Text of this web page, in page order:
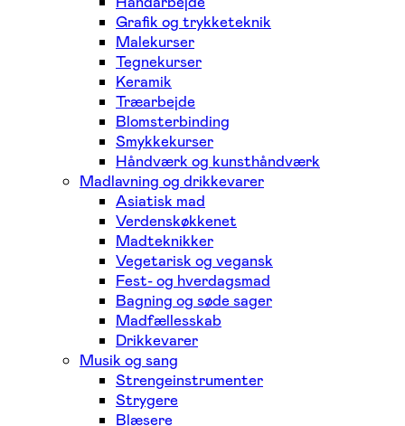
Grafik og trykketeknik
Malekurser
Tegnekurser
Keramik
Træarbejde
Blomsterbinding
Smykkekurser
Håndværk og kunsthåndværk
Madlavning og drikkevarer
Asiatisk mad
Verdenskøkkenet
Madteknikker
Vegetarisk og vegansk
Fest- og hverdagsmad
Bagning og søde sager
Madfællesskab
Drikkevarer
Musik og sang
Strengeinstrumenter
Strygere
Blæsere